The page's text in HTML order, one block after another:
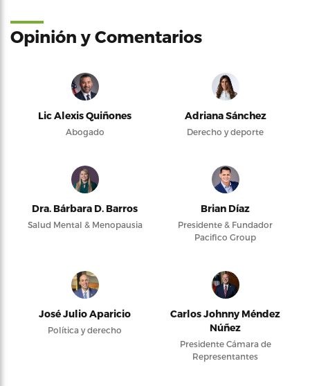
Opinión y Comentarios
Lic Alexis Quiñones
Abogado
Adriana Sánchez
Derecho y deporte
Dra. Bárbara D. Barros
Salud Mental & Menopausia
Brian Díaz
Presidente & Fundador
Pacifico Group
José Julio Aparicio
Política y derecho
Carlos Johnny Méndez
Núñez
Presidente Cámara de
Representantes